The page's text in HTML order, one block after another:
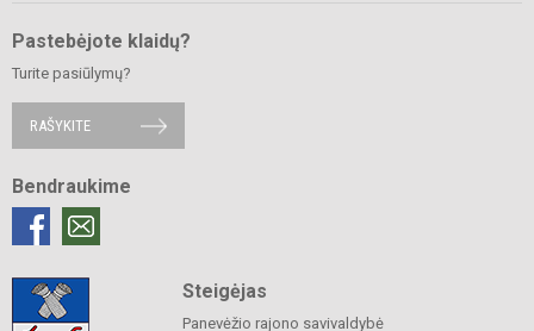
Pastebėjote klaidų?
Turite pasiūlymų?
RAŠYKITE
Bendraukime
Steigėjas
Panevėžio rajono savivaldybė